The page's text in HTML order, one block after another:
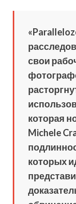
свои
которая
Michele
которых